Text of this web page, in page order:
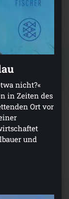
nicht?«
in Zeiten des
Ort vor
und